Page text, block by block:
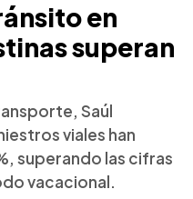
en
superan
Saúl
viales han
superando las cifras
vacacional.